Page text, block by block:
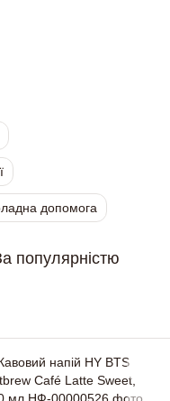
допомога
популярністю